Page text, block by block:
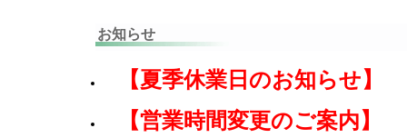
お知らせ
【夏季休業日のお知らせ】
【営業時間変更のご案内】